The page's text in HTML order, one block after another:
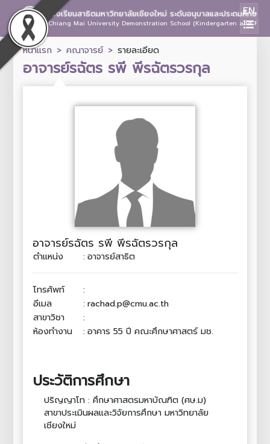
โรงเรียนสาธิตมหาวิทยาลัยเชียงใหม่ ระดับอนุบาลและประถมศึกษา
Chiang Mai University Demonstration School (Kindergarten and
EN
หน้าแรก คณาจารย์ รายละเอียด
อาจารย์รฉัตร รพี พีรฉัตรวรกุล
อาจารย์รฉัตร รพี พีรฉัตรวรกุล
ตำแหน่ง : อาจารย์สาธิต
โทรศัพท์
:
อีเมล
: rachad.p@cmu.ac.th
สาขาวิชา
:
ห้องทำงาน
: อาคาร 55 ปี คณะศึกษาศาสตร์ มช.
ประวัติการศึกษา
ปริญญาโท : ศึกษาศาสตรมหาบัณฑิต (ศษ.ม)
สาขาประเมินผลและวิจัยการศึกษา มหาวิทยาลัย
เชียงใหม่